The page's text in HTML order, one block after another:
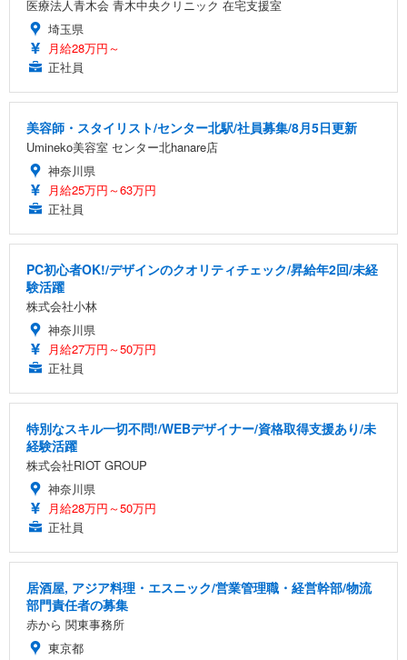
医療法人青木会 青木中央クリニック 在宅支援室
埼玉県
月給28万円～
正社員
美容師・スタイリスト/センター北駅/社員募集/8月5日更新
Umineko美容室 センター北hanare店
神奈川県
月給25万円～63万円
正社員
PC初心者OK!/デザインのクオリティチェック/昇給年2回/未経
験活躍
株式会社小林
神奈川県
月給27万円～50万円
正社員
特別なスキル一切不問!/WEBデザイナー/資格取得支援あり/未
経験活躍
株式会社RIOT GROUP
神奈川県
月給28万円～50万円
正社員
居酒屋, アジア料理・エスニック/営業管理職・経営幹部/物流
部門責任者の募集
赤から 関東事務所
東京都